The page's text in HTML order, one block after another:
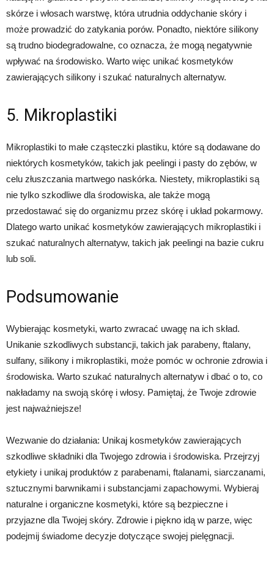
skórze i włosach warstwę, która utrudnia oddychanie skóry i
może prowadzić do zatykania porów. Ponadto, niektóre silikony
są trudno biodegradowalne, co oznacza, że mogą negatywnie
wpływać na środowisko. Warto więc unikać kosmetyków
zawierających silikony i szukać naturalnych alternatyw.
5. Mikroplastiki
Mikroplastiki to małe cząsteczki plastiku, które są dodawane do
niektórych kosmetyków, takich jak peelingi i pasty do zębów, w
celu złuszczania martwego naskórka. Niestety, mikroplastiki są
nie tylko szkodliwe dla środowiska, ale także mogą
przedostawać się do organizmu przez skórę i układ pokarmowy.
Dlatego warto unikać kosmetyków zawierających mikroplastiki i
szukać naturalnych alternatyw, takich jak peelingi na bazie cukru
lub soli.
Podsumowanie
Wybierając kosmetyki, warto zwracać uwagę na ich skład.
Unikanie szkodliwych substancji, takich jak parabeny, ftalany,
sulfany, silikony i mikroplastiki, może pomóc w ochronie zdrowia i
środowiska. Warto szukać naturalnych alternatyw i dbać o to, co
nakładamy na swoją skórę i włosy. Pamiętaj, że Twoje zdrowie
jest najważniejsze!
Wezwanie do działania: Unikaj kosmetyków zawierających
szkodliwe składniki dla Twojego zdrowia i środowiska. Przejrzyj
etykiety i unikaj produktów z parabenami, ftalanami, siarczanami,
sztucznymi barwnikami i substancjami zapachowymi. Wybieraj
naturalne i organiczne kosmetyki, które są bezpieczne i
przyjazne dla Twojej skóry. Zdrowie i piękno idą w parze, więc
podejmij świadome decyzje dotyczące swojej pielęgnacji.